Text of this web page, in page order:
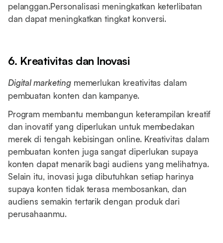
pelanggan.Personalisasi meningkatkan keterlibatan
dan dapat meningkatkan tingkat konversi.
6. Kreativitas dan Inovasi
Digital marketingmemerlukan kreativitas dalam
pembuatan konten dan kampanye.
Program membantu membangun keterampilan kreatif
dan inovatif yang diperlukan untuk membedakan
merek di tengah kebisingan online. Kreativitas dalam
pembuatan konten juga sangat diperlukan supaya
konten dapat menarik bagi audiens yang melihatnya.
Selain itu, inovasi juga dibutuhkan setiap harinya
supaya konten tidak terasa membosankan, dan
audiens semakin tertarik dengan produk dari
perusahaanmu.